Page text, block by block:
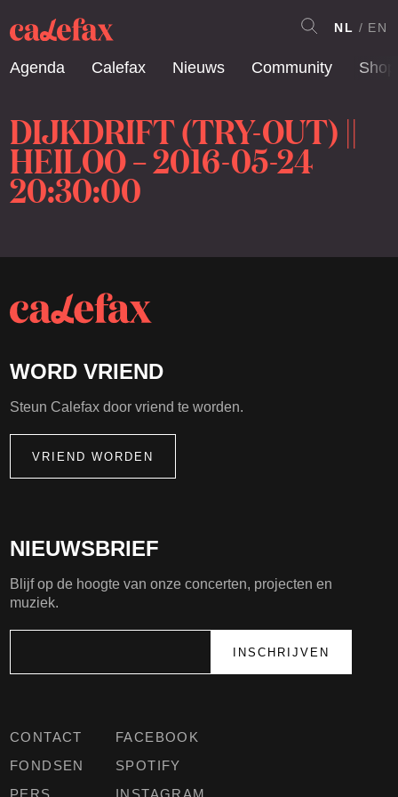
Agenda Calefax Nieuws Community Shop
NL EN
DIJKDRIFT (TRY-OUT) ||
HEILOO – 2016-05-24
20:30:00
CONTACT
FONDSEN
PERS
FACEBOOK
SPOTIFY
INSTAGRAM
NIEUWSBRIEF
Blijf op de hoogte van onze concerten, projecten en
muziek.
WORD VRIEND
Steun Calefax door vriend te worden.
VRIEND WORDEN